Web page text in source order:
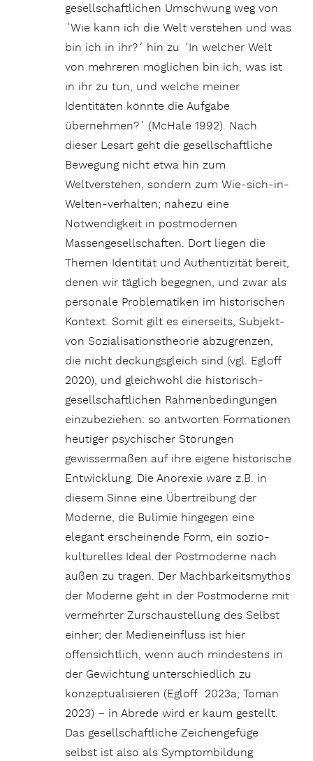
gesellschaftlichen Umschwung weg von
´Wie kann ich die Welt verstehen und was
bin ich in ihr?´ hin zu ´In welcher Welt
von mehreren möglichen bin ich, was ist
in ihr zu tun, und welche meiner
Identitäten könnte die Aufgabe
übernehmen?´ (McHale 1992). Nach
dieser Lesart geht die gesellschaftliche
Bewegung nicht etwa hin zum
Weltverstehen, sondern zum Wie-sich-in-
Welten-verhalten; nahezu eine
Notwendigkeit in postmodernen
Massengesellschaften. Dort liegen die
Themen Identität und Authentizität bereit,
denen wir täglich begegnen, und zwar als
personale Problematiken im historischen
Kontext. Somit gilt es einerseits, Subjekt-
von Sozialisationstheorie abzugrenzen,
die nicht deckungsgleich sind (vgl. Egloff
2020), und gleichwohl die historisch-
gesellschaftlichen Rahmenbedingungen
einzubeziehen: so antworten Formationen
heutiger psychischer Störungen
gewissermaßen auf ihre eigene historische
Entwicklung. Die Anorexie wäre z.B. in
diesem Sinne eine Übertreibung der
Moderne, die Bulimie hingegen eine
elegant erscheinende Form, ein sozio-
kulturelles Ideal der Postmoderne nach
außen zu tragen. Der Machbarkeitsmythos
der Moderne geht in der Postmoderne mit
vermehrter Zurschaustellung des Selbst
einher; der Medieneinfluss ist hier
offensichtlich, wenn auch mindestens in
der Gewichtung unterschiedlich zu
konzeptualisieren (Egloff 2023a; Toman
2023) – in Abrede wird er kaum gestellt.
Das gesellschaftliche Zeichengefüge
selbst ist also als Symptombildung